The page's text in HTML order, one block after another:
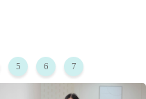
5 6 7